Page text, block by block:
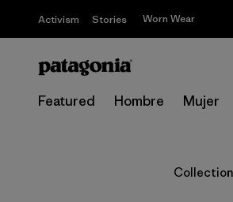
Activism Stories Worn Wear
Featured Hombre Mujer